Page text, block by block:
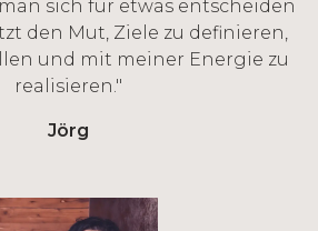
sich für etwas entscheiden
den Mut, Ziele zu definieren,
und mit meiner Energie zu
realisieren."
Jörg